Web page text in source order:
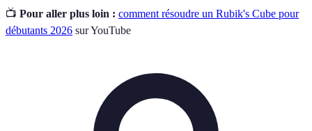
📺 Pour aller plus loin : comment résoudre un Rubik's Cube pour
débutants 2026 sur YouTube